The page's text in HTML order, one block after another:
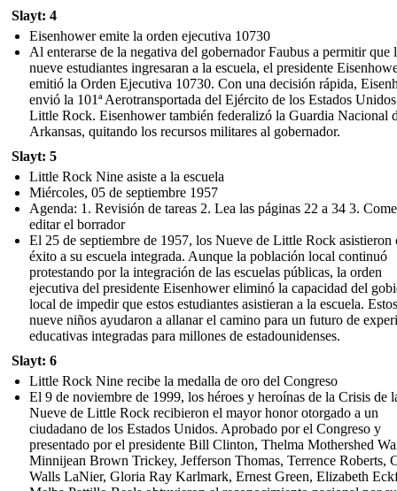
Slayt: 4
Eisenhower emite la orden ejecutiva 10730
Al enterarse de la negativa del gobernador Faubus a permitir que
nueve estudiantes ingresaran a la escuela, el presidente
emitió la Orden Ejecutiva 10730. Con una decisión rápida,
envió la 101ª Aerotransportada del Ejército de los Estados
Little Rock. Eisenhower también federalizó la Guardia Nacional
Arkansas, quitando los recursos militares al gobernador.
Slayt: 5
Little Rock Nine asiste a la escuela
Miércoles, 05 de septiembre 1957
Agenda: 1. Revisión de tareas 2. Lea las páginas 22 a 34 3.
editar el borrador
El 25 de septiembre de 1957, los Nueve de Little Rock asistieron
éxito a su escuela integrada. Aunque la población local continuó
protestando por la integración de las escuelas públicas, la orden
ejecutiva del presidente Eisenhower eliminó la capacidad del
local de impedir que estos estudiantes asistieran a la escuela. Estos
nueve niños ayudaron a allanar el camino para un futuro de
educativas integradas para millones de estadounidenses.
Slayt: 6
Little Rock Nine recibe la medalla de oro del Congreso
El 9 de noviembre de 1999, los héroes y heroínas de la Crisis de
Nueve de Little Rock recibieron el mayor honor otorgado a un
ciudadano de los Estados Unidos. Aprobado por el Congreso y
presentado por el presidente Bill Clinton, Thelma Mothershed
Minnijean Brown Trickey, Jefferson Thomas, Terrence Roberts,
Walls LaNier, Gloria Ray Karlmark, Ernest Green, Elizabeth